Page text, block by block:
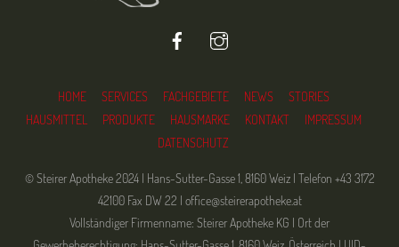
Facebook
HOME SERVICES FACHGEBIETE NEWS
STORIES
HAUSMITTEL
PRODUKTE HAUSMARKE KONTAKT
IMPRESSUM
DATENSCHUTZ
© Steirer Apotheke 2024 | Hans-Sutter-Gasse 1, 8160 Weiz | Telefon +43 3172
42100 Fax DW 22 | office@steirerapotheke.at
Vollständiger Firmenname: Steirer Apotheke KG | Ort der